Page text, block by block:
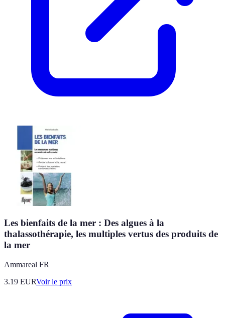
Les bienfaits de la mer : Des algues à la
thalassothérapie, les multiples vertus des produits de
la mer
Ammareal FR
3.19 EURVoir le prix